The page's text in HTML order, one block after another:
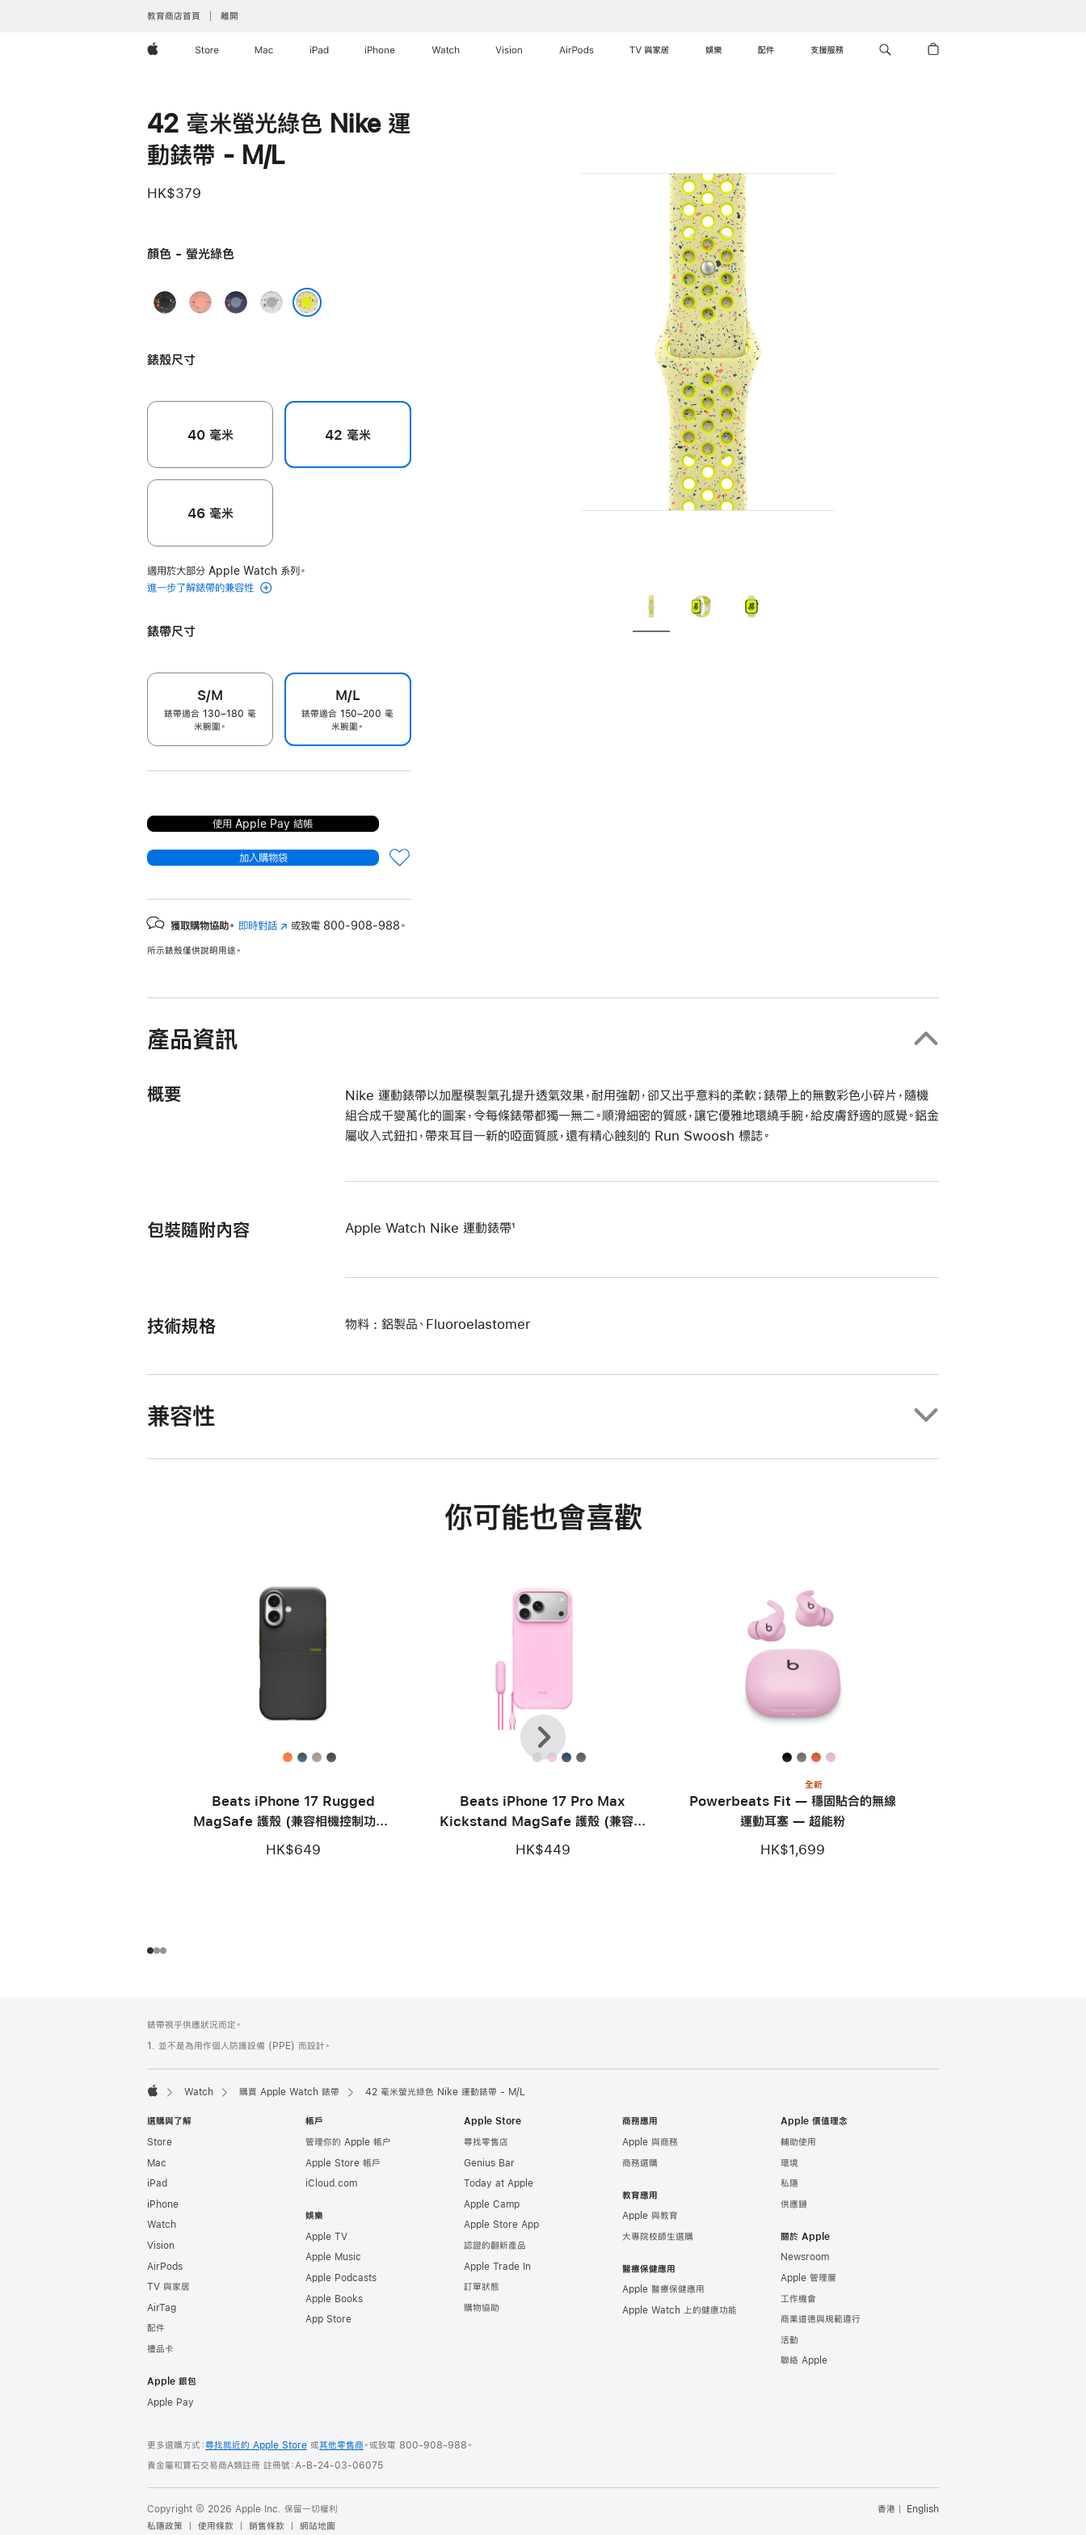
教育商店首頁 離開
Apple Store Mac iPad iPhone Watch Vision AirPods TV 與家居 娛樂 配件 支援服務
42 毫米螢光綠色 Nike 運
動錶帶 - M/L
HK$379
顏色 - 螢光綠色
午
色
山
紅
藍
朦
錶殼尺寸
40 毫米 42 毫米
46 毫米
適用於大部分 Apple Watch 系列。
進一步了解錶帶的兼容性
錶帶尺寸
S/M
錶帶適合 130–180 毫
米腕圍。
M/L
錶帶適合 150–200 毫
米腕圍。
使用 Apple Pay 結帳
加入購物袋
獲取購物協助。 即時對話 (以 或致電 800-908-988。
所示錶殼僅供說明用途。
產品資訊
概要
Nike 運動錶帶以加壓模製氣孔提升透氣效果，耐用強韌，卻又出乎意料的柔軟；錶帶上的無數彩色小碎片，隨機
組合成千變萬化的圖案，令每條錶帶都獨一無二。順滑細密的質感，讓它優雅地環繞手腕，給皮膚舒適的感覺。鋁金
屬收入式鈕扣，帶來耳目一新的啞面質感，還有精心蝕刻的 Run Swoosh 標誌。
包裝隨附內容 Apple Watch Nike 運動錶帶¹
技術規格 物料 : 鋁製品、Fluoroelastomer
兼容性
你可能也會喜歡
Beats iPhone 17 Rugged
MagSafe 護殼 (兼容相機控制功能)
– 珠峰黑色
HK$649
Beats iPhone 17 Pro Max
Kickstand MagSafe 護殼 (兼容相
機控制功能) - 鵝卵石粉色
HK$449
全新
Powerbeats Fit — 穩固貼合的無線
運動耳塞 — 超能粉
HK$1,699
上
一
頁
下
一
步
腳
腳
錶帶視乎供應狀況而定。
1. 並不是為用作個人防護設備 (PPE) 而設計。
Watch 購買 Apple Watch 錶帶 42 毫米螢光綠色 Nike 運動錶帶 - M/L
選購與了解
Store
Mac
iPad
iPhone
Watch
Vision
AirPods
TV 與家居
AirTag
配件
禮品卡
Apple 銀包
Apple Pay
帳戶
管理你的 Apple 帳户
Apple Store 帳戶
iCloud.com
娛樂
Apple TV
Apple Music
Apple Podcasts
Apple Books
App Store
Apple Store
尋找零售店
Genius Bar
Today at Apple
Apple Camp
Apple Store App
認證的翻新產品
Apple Trade In
訂單狀態
購物協助
商務應用
Apple 與商務
商務選購
教育應用
Apple 與教育
大專院校師生選購
醫療保健應用
Apple 醫療保健應用
Apple Watch 上的健康功能
Apple 價值理念
輔助使用
環境
私隱
供應鏈
關於 Apple
Newsroom
Apple 管理層
工作機會
商業道德與規範遵行
活動
聯絡 Apple
更多選購方式：尋找就近的 Apple Store 或其他零售商 。或致電 800-908-988 。
貴金屬和寶石交易商A類註冊 註冊號：A-B-24-03-06075
Copyright © 2026 Apple Inc. 保留一切權利
私隱政策
使用條款 銷售條款 網站地圖
香港 English